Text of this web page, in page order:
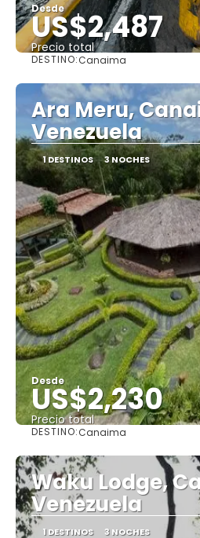
Desde
US$2,487
Precio total
DESTINO:Canaima
Ara Meru,
Venezuela
1 DESTINOS 3 NOCHES
Desde
US$2,230
Precio total
DESTINO:Canaima
Waku Lodge,
Venezuela
1 DESTINOS 3 NOCHES